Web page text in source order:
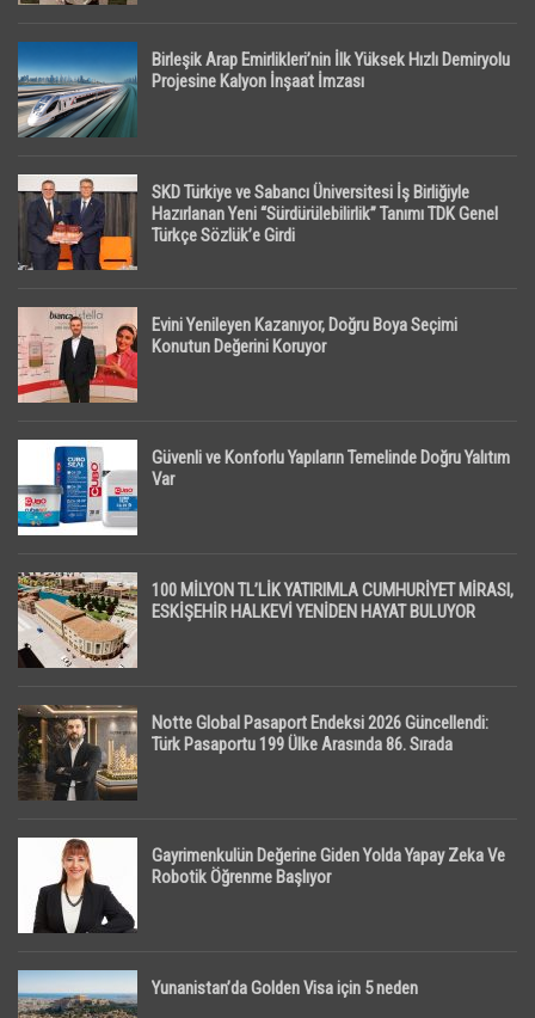
Birleşik Arap Emirlikleri’nin İlk Yüksek Hızlı Demiryolu
Projesine Kalyon İnşaat İmzası
SKD Türkiye ve Sabancı Üniversitesi İş Birliğiyle
Hazırlanan Yeni “Sürdürülebilirlik” Tanımı TDK Genel
Türkçe Sözlük’e Girdi
Evini Yenileyen Kazanıyor, Doğru Boya Seçimi
Konutun Değerini Koruyor
Güvenli ve Konforlu Yapıların Temelinde Doğru Yalıtım
Var
100 MİLYON TL’LİK YATIRIMLA CUMHURİYET MİRASI,
ESKİŞEHİR HALKEVİ YENİDEN HAYAT BULUYOR
Notte Global Pasaport Endeksi 2026 Güncellendi:
Türk Pasaportu 199 Ülke Arasında 86. Sırada
Gayrimenkulün Değerine Giden Yolda Yapay Zeka Ve
Robotik Öğrenme Başlıyor
Yunanistan’da Golden Visa için 5 neden